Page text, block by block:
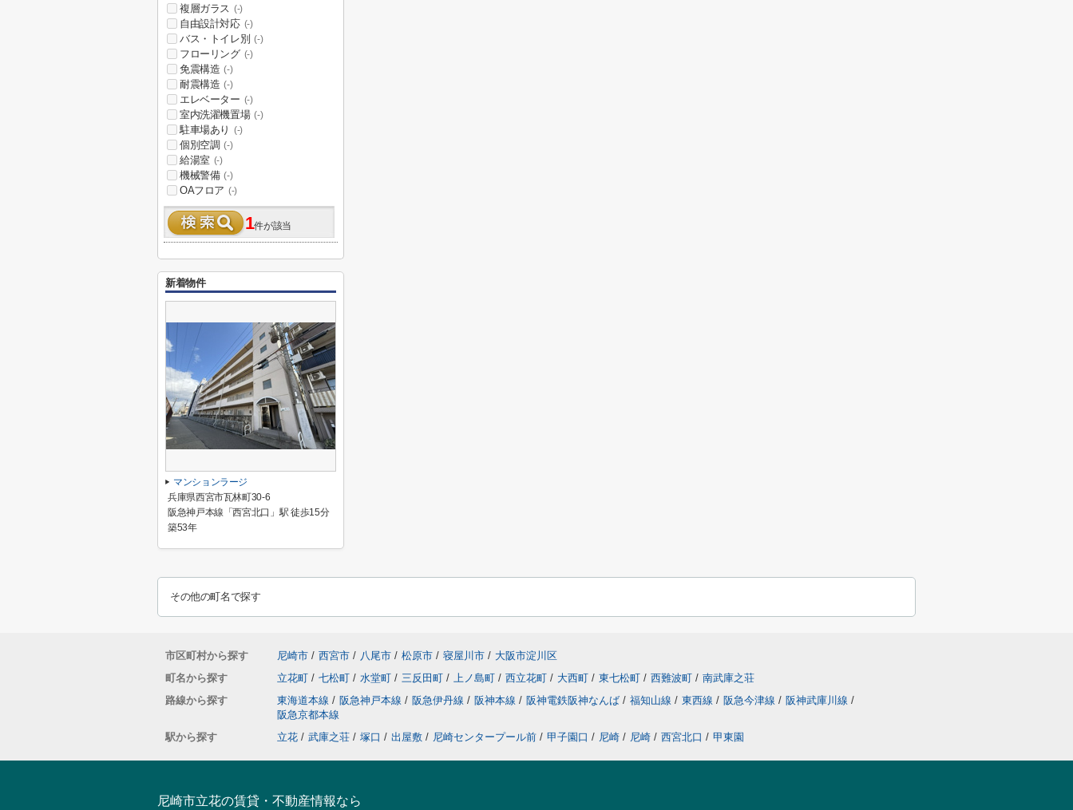
複層ガラス (-)
自由設計対応 (-)
バス・トイレ別 (-)
フローリング (-)
免震構造 (-)
耐震構造 (-)
エレベーター (-)
室内洗濯機置場 (-)
駐車場あり (-)
個別空調 (-)
給湯室 (-)
機械警備 (-)
OAフロア (-)
1件が該当
新着物件
マンションラージ
兵庫県西宮市瓦林町30-6
阪急神戸本線「西宮北口」駅 徒歩15分
築53年
その他の町名で探す
市区町村から探す 尼崎市 / 西宮市 / 八尾市 / 松原市 / 寝屋川市 / 大阪市淀川区
町名から探す
立花町 / 七松町 / 水堂町 / 三反田町 / 上ノ島町 / 西立花町 / 大西町 / 東七松町 / 西難波町 / 南武庫之荘
路線から探す
東海道本線 / 阪急神戸本線 / 阪急伊丹線 / 阪神本線 / 阪神電鉄阪神なんば / 福知山線 / 東西線 / 阪急今津線 / 阪神武庫川線 /
阪急京都本線
駅から探す
立花 / 武庫之荘 / 塚口 / 出屋敷 / 尼崎センタープール前 / 甲子園口 / 尼崎 / 尼崎 / 西宮北口 / 甲東園
尼崎市立花の賃貸・不動産情報なら